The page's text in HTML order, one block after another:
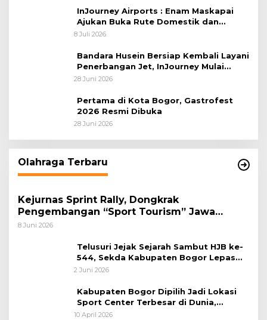
InJourney Airports : Enam Maskapai
Ajukan Buka Rute Domestik dan
Internasional dari Bandara Husein
8 Juli 2026
Bandara Husein Bersiap Kembali Layani
Penerbangan Jet, InJourney Mulai
Tahap Optimalisasi
28 Juni 2026
Pertama di Kota Bogor, Gastrofest
2026 Resmi Dibuka
28 Juni 2026
Olahraga Terbaru
Kejurnas Sprint Rally, Dongkrak
Pengembangan “Sport Tourism” Jawa
Tengah
8 Juni 2026
Telusuri Jejak Sejarah Sambut HJB ke-
544, Sekda Kabupaten Bogor Lepas
Gowes Napak Tilas Bogor
2 Juni 2026
Kabupaten Bogor Dipilih Jadi Lokasi
Sport Center Terbesar di Dunia,
Peluang Tingkatkan Pertumbuhan
10 April 2026